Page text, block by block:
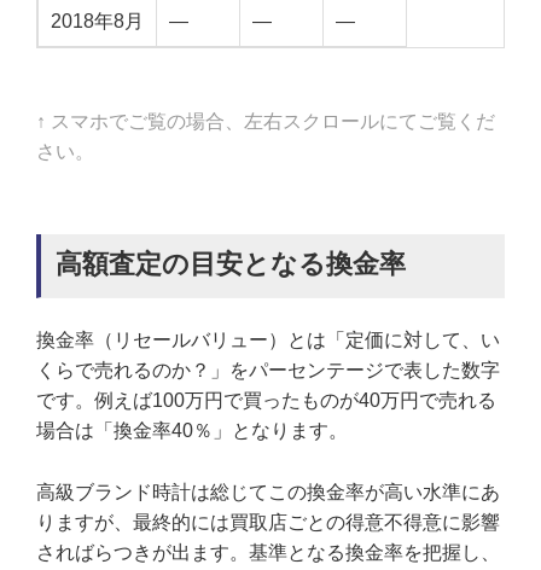
2018年8月 — — —
↑ スマホでご覧の場合、左右スクロールにてご覧くだ
さい。
高額査定の目安となる換金率
換金率（リセールバリュー）とは「定価に対して、い
くらで売れるのか？」をパーセンテージで表した数字
です。例えば100万円で買ったものが40万円で売れる
場合は「換金率40％」となります。
高級ブランド時計は総じてこの換金率が高い水準にあ
りますが、最終的には買取店ごとの得意不得意に影響
さればらつきが出ます。基準となる換金率を把握し、